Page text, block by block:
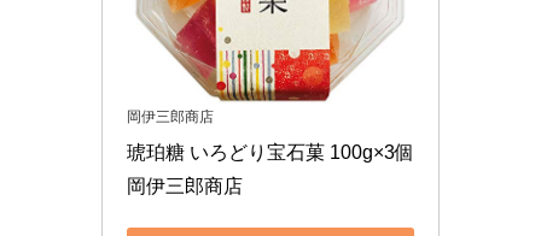
岡伊三郎商店
琥珀糖 いろどり宝石菓 100g×3個
岡伊三郎商店